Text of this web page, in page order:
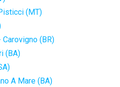
(MT)
(BR)
(BA)
A Mare (BA)